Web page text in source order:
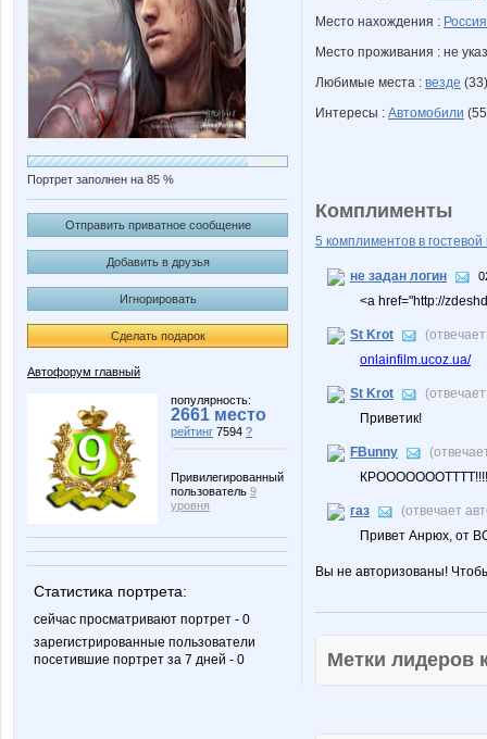
Портрет заполнен на 85 %
Отправить приватное сообщение
Добавить в друзья
Игнорировать
Сделать подарок
Автофорум главный
популярность:
2661 место
рейтинг 7594 ?
Привилегированный
пользователь 9
уровня
Статистика портрета:
сейчас просматривают портрет - 0
зарегистрированные пользователи
посетившие портрет за 7 дней - 0
Место нахождения : Россия
Место проживания : не
Любимые места : везде (33)
Интересы : Автомобили
Комплименты
5 комплиментов в гостевой
не задан логин
<a href="http://
St Krot
onlainfilm.ucoz.ua/
St Krot
Приветик!
FBunny
газ
(отвечает
Привет Анрюх, от
Вы не авторизованы!
Метки